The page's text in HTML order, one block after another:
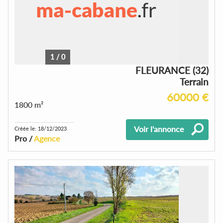
1 /0
FLEURANCE (32)
Terrain
60000 €
1800 m²
Créée le: 18/12/2023
Pro /Agence
Voir l'annonce